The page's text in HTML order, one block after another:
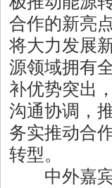
合作的新亮
将大力发展
源领域拥有
补优势突出
沟通协调，
务实推动合
转型。
中外嘉宾